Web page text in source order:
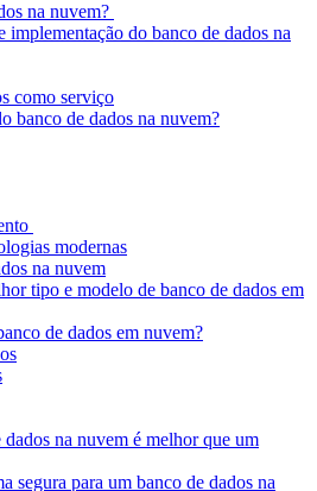
na nuvem?
implementação do banco de dados na
como serviço
banco de dados na nuvem?
modernas
na nuvem
tipo e modelo de banco de dados em
de dados em nuvem?
na nuvem é melhor que um
segura para um banco de dados na